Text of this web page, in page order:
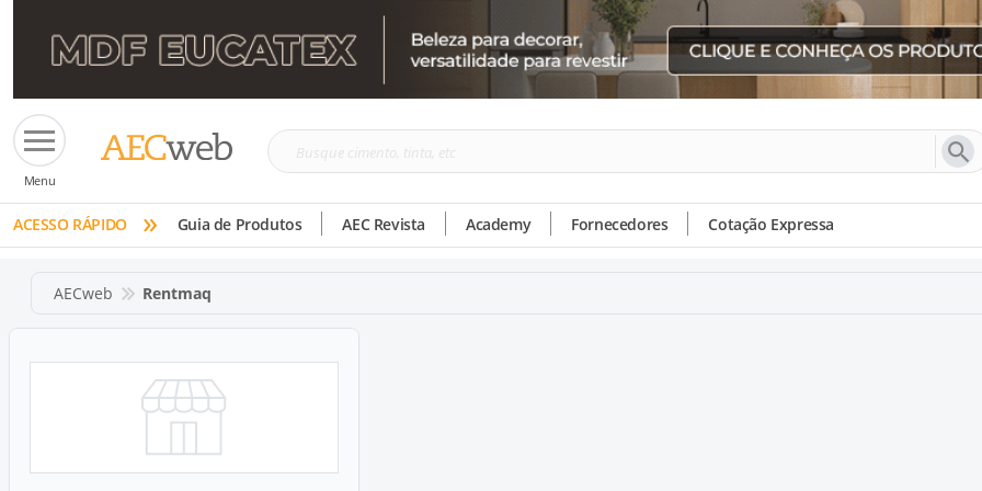
Menu
Busque
tinta,
etc
ACESSO RÁPIDO » Guia de Produtos AEC Revista Academy Fornecedores Cotação Expressa
AECweb Rentmaq